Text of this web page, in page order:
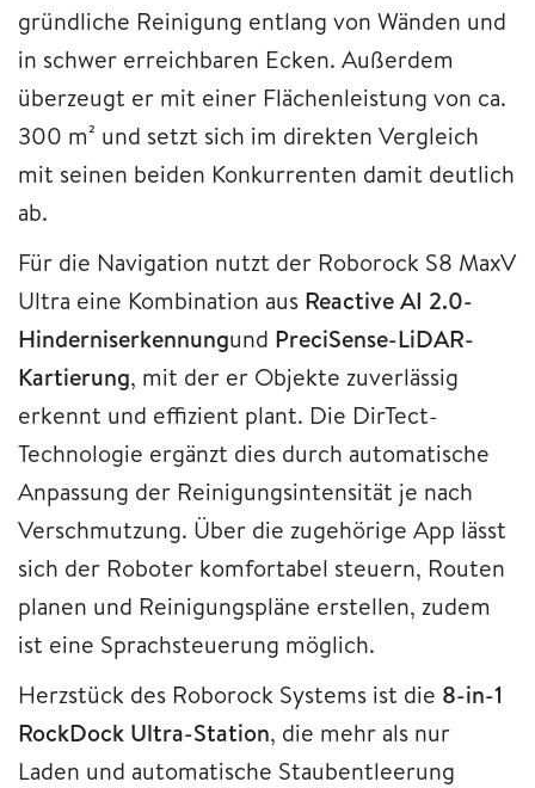
gründliche Reinigung entlang von Wänden und
in schwer erreichbaren Ecken. Außerdem
überzeugt er mit einer Flächenleistung von ca.
300 m² und setzt sich im direkten Vergleich
mit seinen beiden Konkurrenten damit deutlich
ab.
Für die Navigation nutzt der Roborock S8 MaxV
Ultra eine Kombination aus Reactive AI 2.0-
Hinderniserkennungund PreciSense-LiDAR-
Kartierung, mit der er Objekte zuverlässig
erkennt und effizient plant. Die DirTect-
Technologie ergänzt dies durch automatische
Anpassung der Reinigungsintensität je nach
Verschmutzung. Über die zugehörige App lässt
sich der Roboter komfortabel steuern, Routen
planen und Reinigungspläne erstellen, zudem
ist eine Sprachsteuerung möglich.
Herzstück des Roborock Systems ist die 8-in-1
RockDock Ultra-Station, die mehr als nur
Laden und automatische Staubentleerung